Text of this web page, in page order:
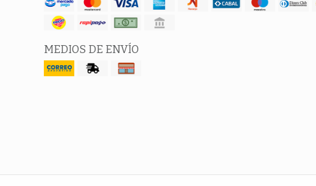
MEDIOS DE ENVÍO